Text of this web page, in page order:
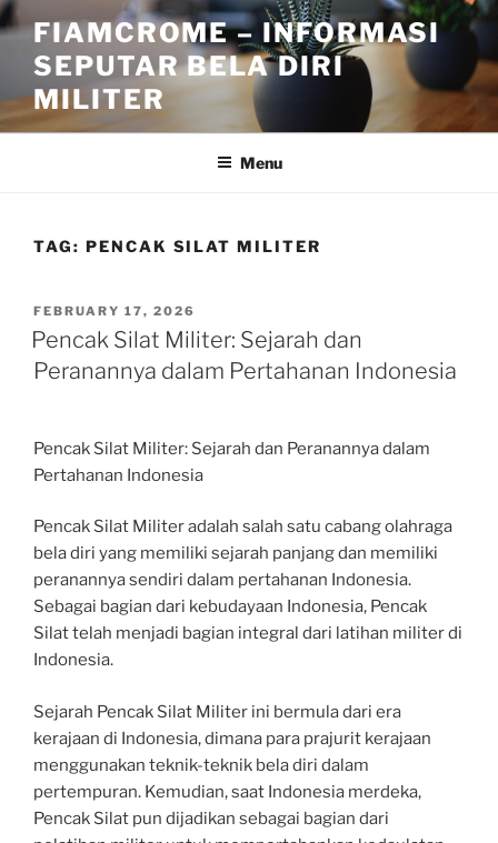
Skip
to
content
FIAMCROME – INFORMASI
SEPUTAR BELA DIRI
MILITER
Menu
TAG: PENCAK SILAT MILITER
POSTED
ON
FEBRUARY 17, 2026
Pencak Silat Militer: Sejarah dan
Peranannya dalam Pertahanan Indonesia
Pencak Silat Militer: Sejarah dan Peranannya dalam
Pertahanan Indonesia
Pencak Silat Militer adalah salah satu cabang olahraga
bela diri yang memiliki sejarah panjang dan memiliki
peranannya sendiri dalam pertahanan Indonesia.
Sebagai bagian dari kebudayaan Indonesia, Pencak
Silat telah menjadi bagian integral dari latihan militer di
Indonesia.
Sejarah Pencak Silat Militer ini bermula dari era
kerajaan di Indonesia, dimana para prajurit kerajaan
menggunakan teknik-teknik bela diri dalam
pertempuran. Kemudian, saat Indonesia merdeka,
Pencak Silat pun dijadikan sebagai bagian dari